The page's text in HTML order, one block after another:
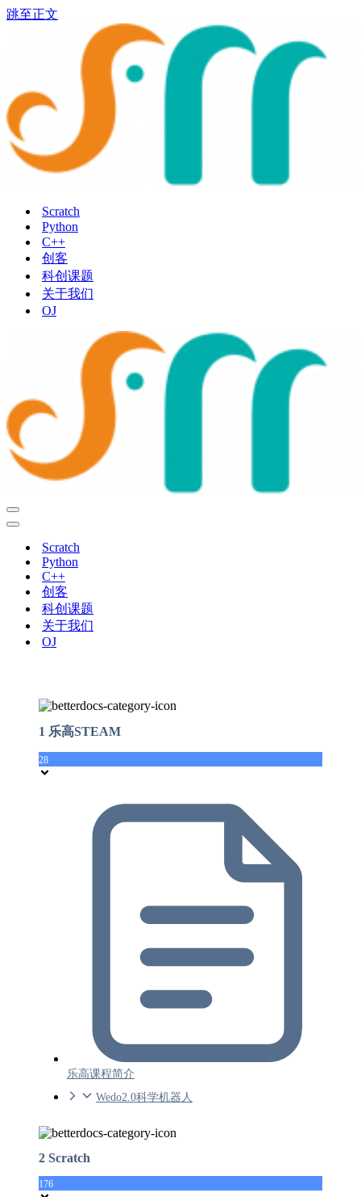
跳至正文
Scratch
Python
C++
创客
科创课题
关于我们
OJ
导
航
导
Scratch
Python
C++
创客
科创课题
关于我们
OJ
1 乐高STEAM
28
乐高课程简介
Wedo2.0科学机器人
2 Scratch
176